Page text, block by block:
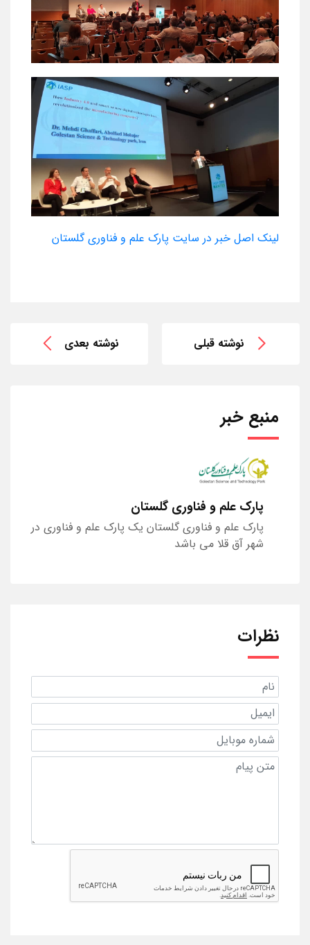
لینک اصل خبر در سایت پارک علم و فناوری گلستان
نوشته قبلی نوشته بعدی
منبع خبر
پارک علم و فناوری گلستان
پارک علم و فناوری گلستان یک پارک علم و فناوری در
شهر آق قلا می باشد
نظرات